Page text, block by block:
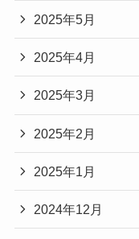
2025年5月
2025年4月
2025年3月
2025年2月
2025年1月
2024年12月